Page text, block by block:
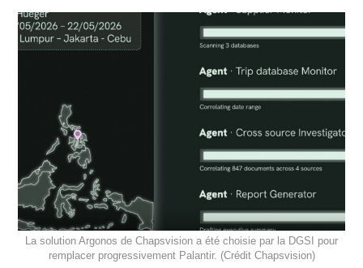
La solution Argonos de Chapsvision a été choisie par la DGSI pour
remplacer progressivement Palantir. (Crédit Chapsvision)